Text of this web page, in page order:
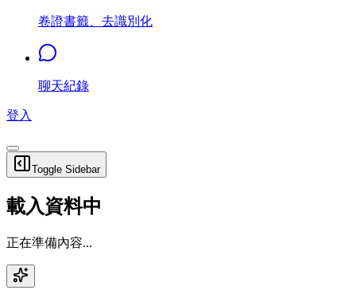
卷證書籤、去識別化
聊天紀錄
登入
Toggle Sidebar
載入資料中
正在準備內容...